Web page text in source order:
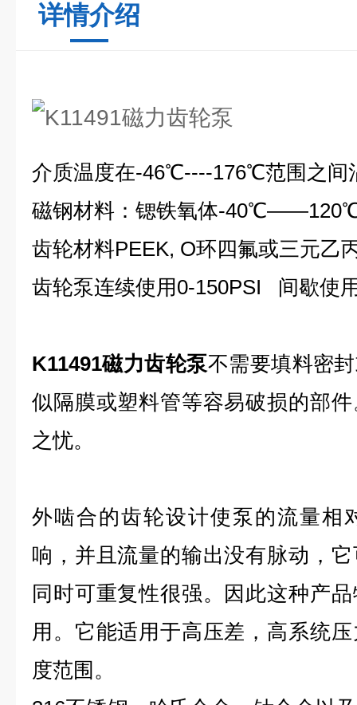
详情介绍
介质温度在-46℃----176℃范围之间
磁钢材料：锶铁氧体-40℃——120℃
齿轮材料PEEK, O环四氟或三元乙
齿轮泵连续使用0-150PSI 间歇使
K11491磁力齿轮泵不需要填料密
似隔膜或塑料管等容易破损的部
之忧。
外啮合的齿轮设计使泵的流量相
响，并且流量的输出没有脉动，
同时可重复性很强。因此这种产
用。它能适用于高压差，高系统
度范围。